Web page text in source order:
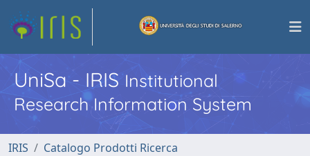
UniSa - IRISInstitutional
Research Information System
IRIS
Catalogo Prodotti Ricerca